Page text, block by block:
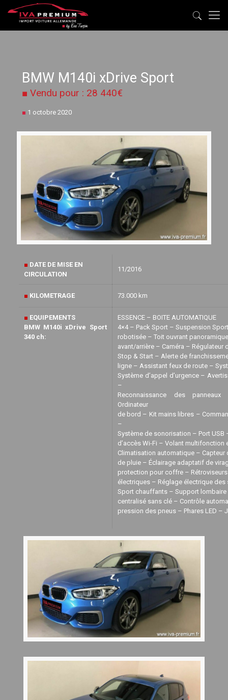
BMW M140i xDrive Sport
■ Vendu pour : 28 440€
■ 1 octobre 2020
■ DATE DE MISE EN
CIRCULATION
11/2016
■ KILOMETRAGE 73.000 km
■ EQUIPEMENTS
BMW M140i xDrive Sport
340 ch:
ESSENCE – BOITE AUTOMATIQUE
4×4 – Pack Sport – Suspension
robotisée – Toit ouvrant
avant/arrière – Caméra – Régulateur
Stop & Start – Alerte de
ligne – Assistant feux de route –
Système d’appel d’urgence –
–
Reconnaissance des
Ordinateur
de bord – Kit mains libres –
–
Système de sonorisation – Port USB
d’accès Wi-Fi – Volant multifonction
Climatisation automatique – Capteur
de pluie – Éclairage adaptatif de
protection pour coffre –
électriques – Réglage électrique
Sport chauffants – Support lombaire
centralisé sans clé – Contrôle
pression des pneus – Phares LED –